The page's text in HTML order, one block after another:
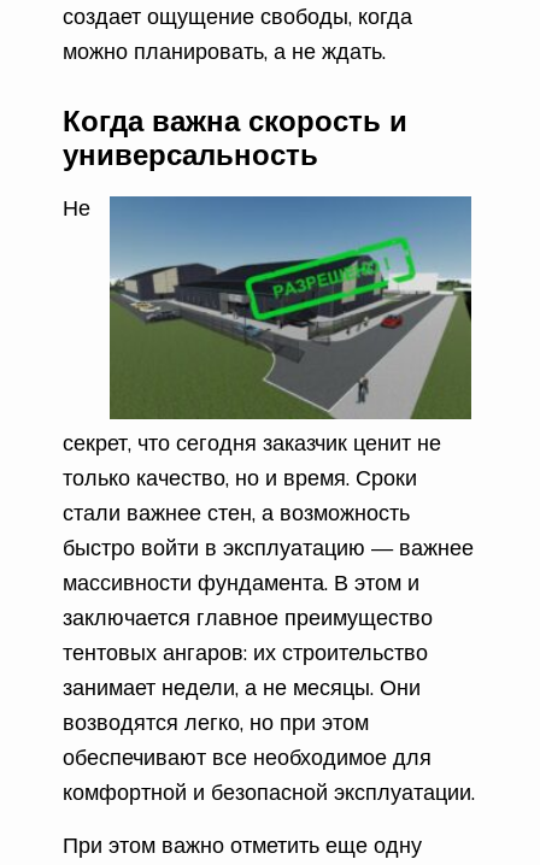
создает ощущение свободы, когда
можно планировать, а не ждать.
Когда важна скорость и
универсальность
Не
секрет, что сегодня заказчик ценит не
только качество, но и время. Сроки
стали важнее стен, а возможность
быстро войти в эксплуатацию — важнее
массивности фундамента. В этом и
заключается главное преимущество
тентовых ангаров: их строительство
занимает недели, а не месяцы. Они
возводятся легко, но при этом
обеспечивают все необходимое для
комфортной и безопасной эксплуатации.
При этом важно отметить еще одну